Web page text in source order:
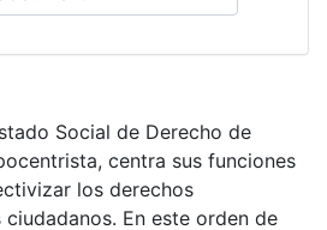
Social de Derecho de
centra sus funciones
los derechos
En este orden de